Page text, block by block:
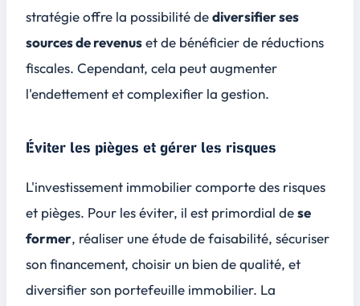
stratégie offre la possibilité dediversifier ses
sources de revenuset de bénéficier de réductions
fiscales. Cependant, cela peut augmenter
l'endettement et complexifier la gestion.
Éviter les pièges et gérer les risques
L'investissement immobilier comporte des risques
et pièges. Pour les éviter, il est primordial dese
former, réaliser une étude de faisabilité, sécuriser
son financement, choisir un bien de qualité, et
diversifier son portefeuille immobilier. La